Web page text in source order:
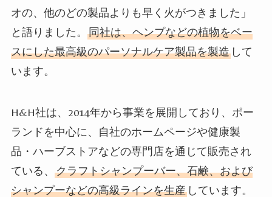
オの、他のどの製品よりも早く火がつきました」
と語りました。 同社は、ヘンプなどの植物をベー
スにした最高級のパーソナルケア製品を製造して
います。
H&H社は、 2014年から事業を展開しており、ポー
ランドを中心に、自社のホームページや健康製
品・ハーブストアなどの専門店を通じて販売され
ている、 クラフトシャンプーバー、石鹸、および
シャンプーなどの高級ラインを生産しています。